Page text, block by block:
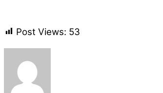
Post Views: 53